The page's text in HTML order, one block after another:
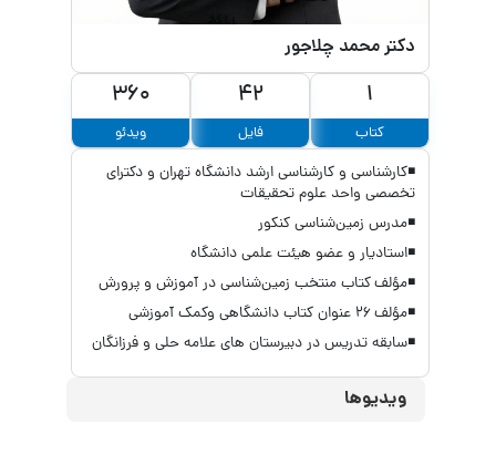
دکتر محمد چلاجور
1
کتاب
42
فایل
360
ویدئو
◾کارشناسی و کارشناسی ارشد دانشگاه تهران و دکترای
تخصصی واحد علوم تحقیقات
◾مدرس زمین‌شناسی کنکور
◾استادیار و عضو هیئت علمی دانشگاه
◾مؤلف کتاب منتخب زمین‌شناسی در آموزش و‌ پرورش
◾مؤلف ۲۶ عنوان کتاب دانشگاهی و‌کمک آموزشی
◾سابقه تدریس در دبیرستان های علامه حلی و فرزانگان
ویدیوها